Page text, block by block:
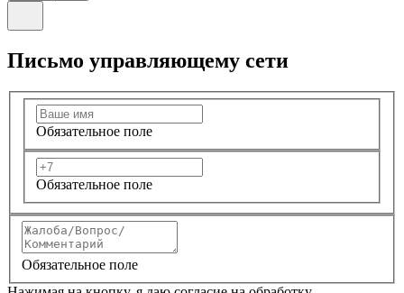
Письмо управляющему сети
Обязательное поле
Обязательное поле
Обязательное поле